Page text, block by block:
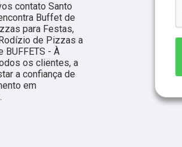
contato Santo
Buffet de
para Festas,
de Pizzas a
- À
os clientes, a
a confiança de
em